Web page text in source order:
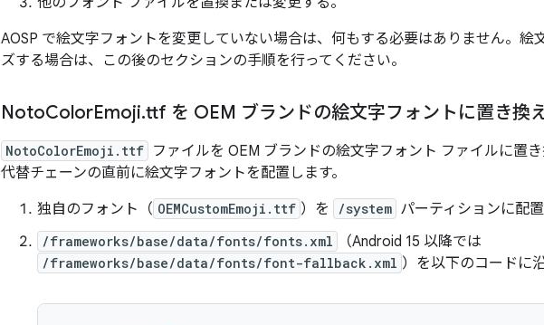
AOSP で絵文字フォントを変更していない場合は、何もする必要はありません。絵
ズする場合は、この後のセクションの手順を行ってください。
NotoColorEmoji.ttf を OEM ブランドの絵文字フォントに置き換
NotoColorEmoji.ttf ファイルを OEM ブランドの絵文字フォント ファイルに置
代替チェーンの直前に絵文字フォントを配置します。
独自のフォント（ OEMCustomEmoji.ttf ）を /system パーティションに配置
/frameworks/base/data/fonts/fonts.xml （Android 15 以降では
/frameworks/base/data/fonts/font-fallback.xml ）を以下のコードに